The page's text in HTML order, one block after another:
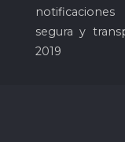
segura y
2019